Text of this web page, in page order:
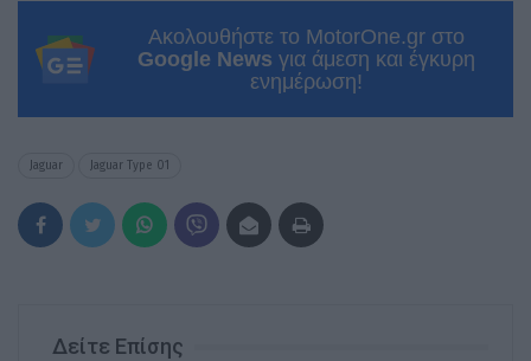
Ακολουθήστε το MotorOne.gr στο
Google News για άμεση και έγκυρη
ενημέρωση!
Jaguar Jaguar Type 01
Δείτε Επίσης